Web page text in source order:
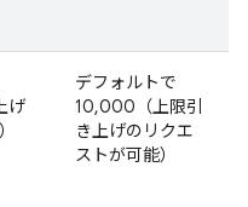
げ
デフォルトで
10,000（上限引
き上げのリクエ
ストが可能）